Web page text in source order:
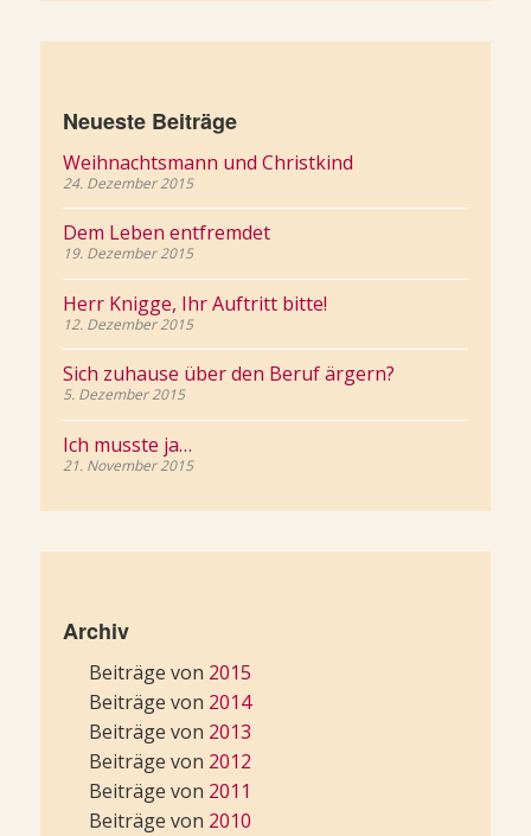
Neueste Beiträge
Weihnachtsmann und Christkind
24. Dezember 2015
Dem Leben entfremdet
19. Dezember 2015
Herr Knigge, Ihr Auftritt bitte!
12. Dezember 2015
Sich zuhause über den Beruf ärgern?
5. Dezember 2015
Ich musste ja…
21. November 2015
Archiv
Beiträge von 2015
Beiträge von 2014
Beiträge von 2013
Beiträge von 2012
Beiträge von 2011
Beiträge von 2010